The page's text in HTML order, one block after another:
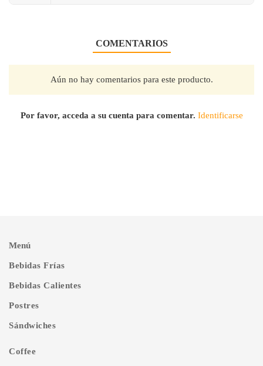
COMENTARIOS
Aún no hay comentarios para este producto.
Por favor, acceda a su cuenta para comentar. Identificarse
Menú
Bebidas Frías
Bebidas Calientes
Postres
Sándwiches
Coffee